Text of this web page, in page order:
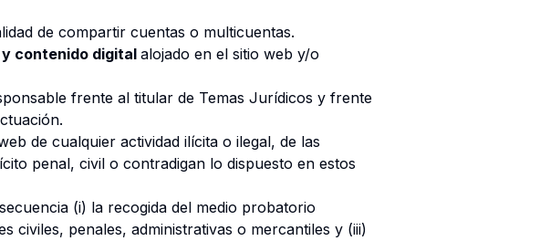
de compartir cuentas o multicuentas.
contenido digital alojado en el sitio web y/o
frente al titular de Temas Jurídicos y frente
de cualquier actividad ilícita o ilegal, de las
penal, civil o contradigan lo dispuesto en estos
(i) la recogida del medio probatorio
civiles, penales, administrativas o mercantiles y (iii)